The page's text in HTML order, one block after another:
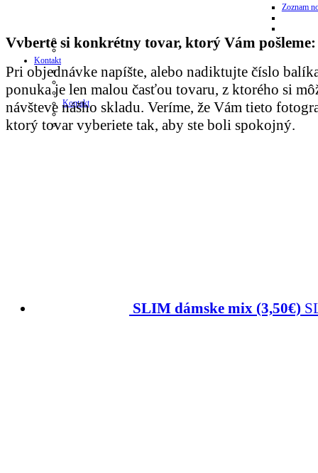
Zoznam
Kontakt
Kontakt
Vvberte si konkrétny tovar, ktorý Vám pošleme:
Pri objednávke napíšte, alebo nadiktujte číslo
ponuka je len malou časťou tovaru, z ktorého si
návšteve nášho skladu. Veríme, že Vám tieto
ktorý tovar vyberiete tak, aby ste boli spokojný.
SLIM dámske mix (3,50€)